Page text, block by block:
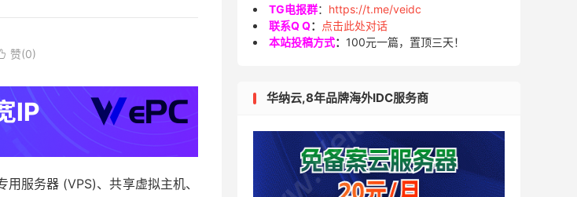
赞(0)
服务器 (VPS)、共享虚拟主机、
TG电报群： https://t.me/veidc
联系Q Q：
点击此处对话
本站投稿方式： 100元一篇，置顶三天！
华纳云,8年品牌海外IDC服务商